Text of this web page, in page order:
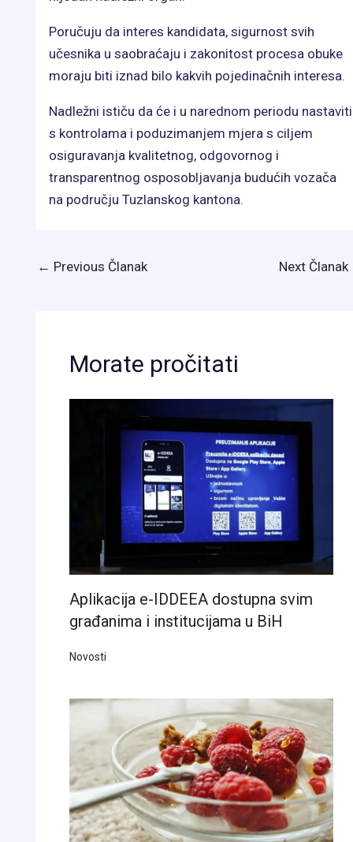
Poručuju da interes kandidata, sigurnost svih
učesnika u saobraćaju i zakonitost procesa obuke
moraju biti iznad bilo kakvih pojedinačnih interesa.
Nadležni ističu da će i u narednom periodu nastaviti
s kontrolama i poduzimanjem mjera s ciljem
osiguravanja kvalitetnog, odgovornog i
transparentnog osposobljavanja budućih vozača
na području Tuzlanskog kantona.
← Previous Članak Next Članak
Morate pročitati
Aplikacija e-IDDEEA dostupna svim
građanima i institucijama u BiH
Novosti